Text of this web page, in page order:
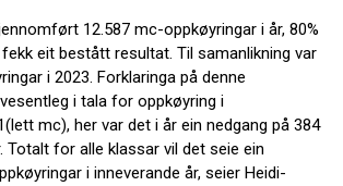
12.587 mc-oppkøyringar i år, 80%
eit bestått resultat. Til samanlikning var
i 2023. Forklaringa på denne
i tala for oppkøyring i
mc), her var det i år ein nedgang på 384
for alle klassar vil det seie ein
i inneverande år, seier Heidi-